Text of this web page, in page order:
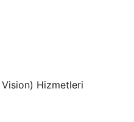
Hizmetleri